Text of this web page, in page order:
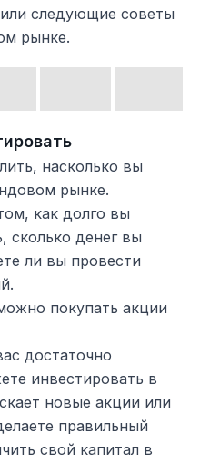
следующие советы
рынке.
насколько вы
рынке.
как долго вы
сколько денег вы
ли вы провести
покупать акции
достаточно
инвестировать в
новые акции или
правильный
свой капитал в